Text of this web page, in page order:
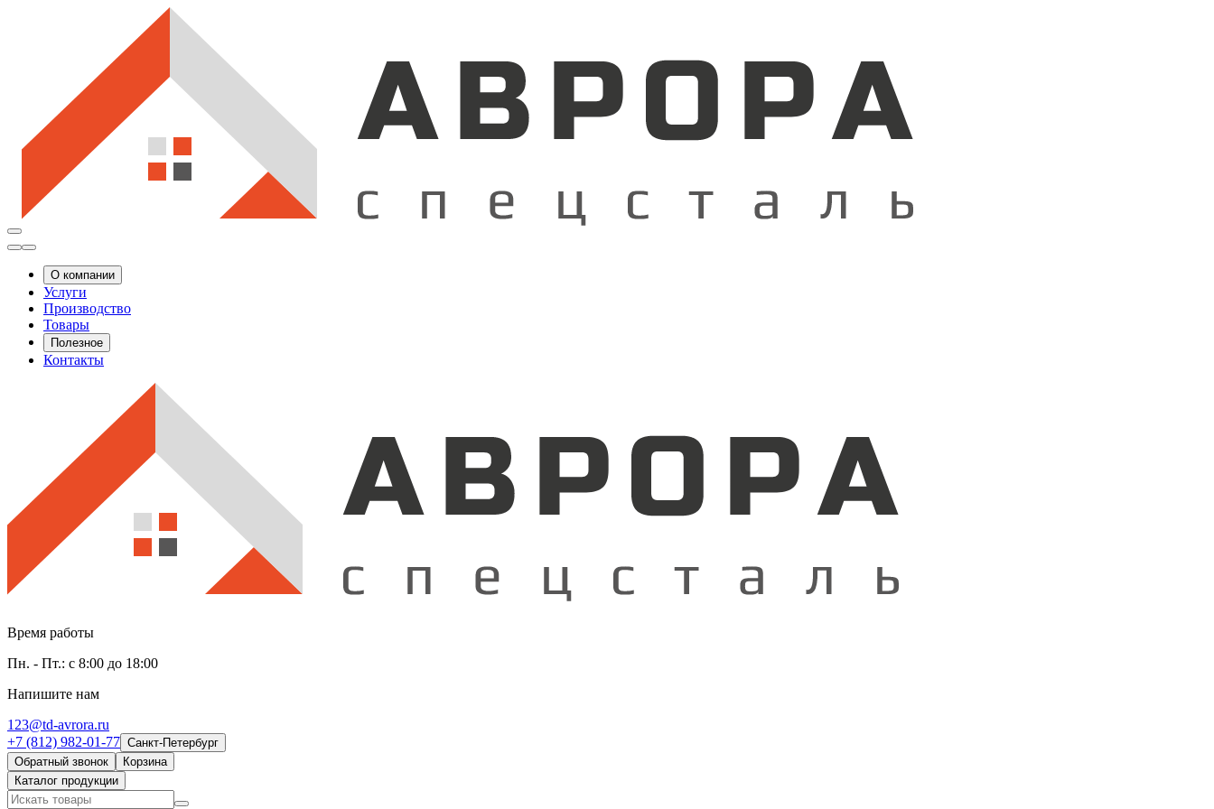
О компании
Услуги
Производство
Товары
Полезное
Контакты
Время работы
Пн. - Пт.: с 8:00 до 18:00
Напишите нам
123@td-avrora.ru
+7 (812) 982-01-77 Санкт-Петербург
Обратный звонок
Корзина
Каталог продукции